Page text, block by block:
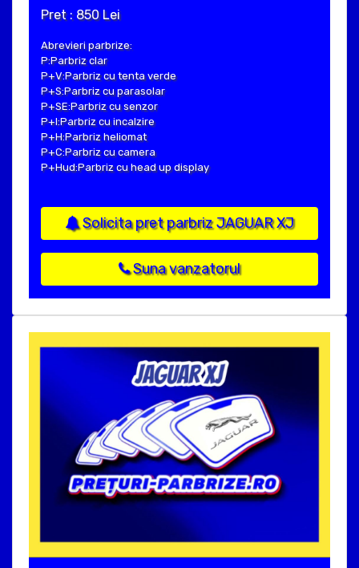
Pret : 850 Lei
Abrevieri parbrize:
P:Parbriz clar
P+V:Parbriz cu tenta verde
P+S:Parbriz cu parasolar
P+SE:Parbriz cu senzor
P+I:Parbriz cu incalzire
P+H:Parbriz heliomat
P+C:Parbriz cu camera
P+Hud:Parbriz cu head up display
Solicita pret parbriz JAGUAR XJ
Suna vanzatorul